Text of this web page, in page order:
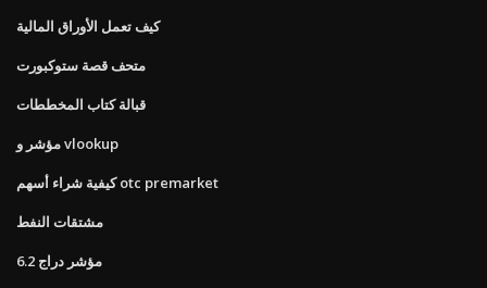
كيف تعمل الأوراق المالية
متحف قصة ستوكبورت
قبالة كتاب المخططات
مؤشر و vlookup
كيفية شراء أسهم otc premarket
مشتقات النفط
مؤشر دراج 6.2